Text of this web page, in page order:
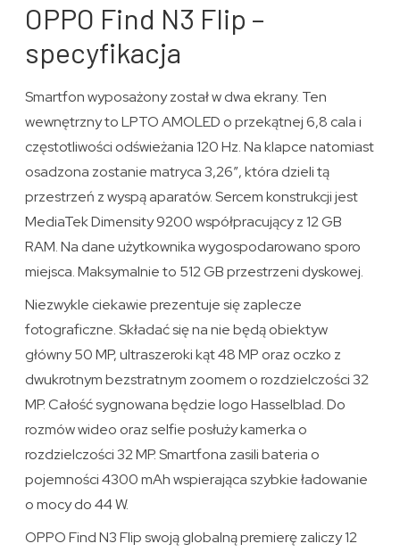
OPPO Find N3 Flip –
specyfikacja
Smartfon wyposażony został w dwa ekrany. Ten
wewnętrzny to LPTO AMOLED o przekątnej 6,8 cala i
częstotliwości odświeżania 120 Hz. Na klapce natomiast
osadzona zostanie matryca 3,26″, która dzieli tą
przestrzeń z wyspą aparatów. Sercem konstrukcji jest
MediaTek Dimensity 9200 współpracujący z 12 GB
RAM. Na dane użytkownika wygospodarowano sporo
miejsca. Maksymalnie to 512 GB przestrzeni dyskowej.
Niezwykle ciekawie prezentuje się zaplecze
fotograficzne. Składać się na nie będą obiektyw
główny 50 MP, ultraszeroki kąt 48 MP oraz oczko z
dwukrotnym bezstratnym zoomem o rozdzielczości 32
MP. Całość sygnowana będzie logo Hasselblad. Do
rozmów wideo oraz selfie posłuży kamerka o
rozdzielczości 32 MP. Smartfona zasili bateria o
pojemności 4300 mAh wspierająca szybkie ładowanie
o mocy do 44 W.
OPPO Find N3 Flip swoją globalną premierę zaliczy 12